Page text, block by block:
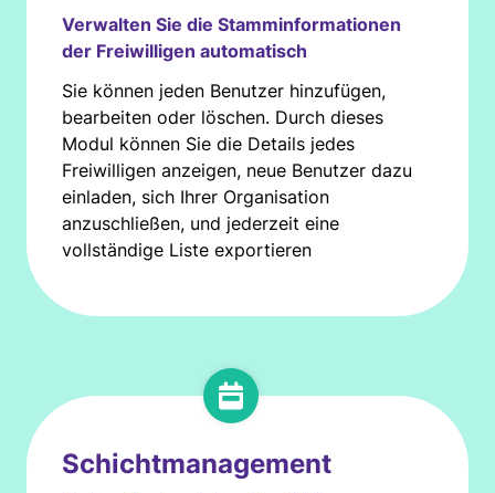
Verwalten Sie die Stamminformationen
der Freiwilligen automatisch
Sie können jeden Benutzer hinzufügen,
bearbeiten oder löschen. Durch dieses
Modul können Sie die Details jedes
Freiwilligen anzeigen, neue Benutzer dazu
einladen, sich Ihrer Organisation
anzuschließen, und jederzeit eine
vollständige Liste exportieren
Schichtmanagement